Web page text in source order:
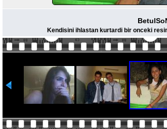
Kendisini ihlastan kurtardi bir onceki